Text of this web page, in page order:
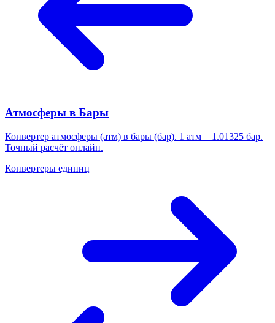
Атмосферы в Бары
Конвертер атмосферы (атм) в бары (бар). 1 атм = 1.01325 бар.
Точный расчёт онлайн.
Конвертеры единиц